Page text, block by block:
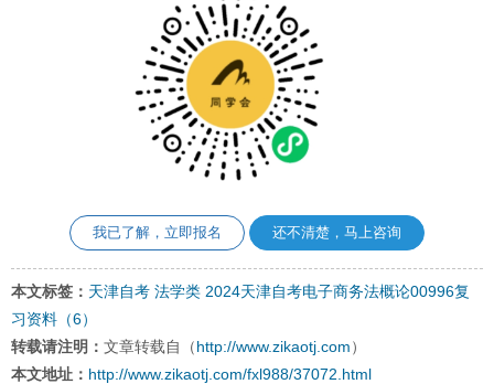
我已了解，立即报名 还不清楚，马上咨询
本文标签： 天津自考 法学类 2024天津自考电子商务法概论00996复
习资料（6）
转载请注明： 文章转载自（ http://www.zikaotj.com ）
本文地址： http://www.zikaotj.com/fxl988/37072.html